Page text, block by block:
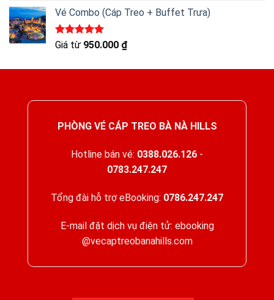
5 sao
Vé Combo (Cáp Treo + Buffet Trưa)
Được xếp
Giá từ 950.000 ₫
PHÒNG VÉ CÁP TREO BÀ NÀ HILLS
Hotline bán vé: 0388.026.126 -
0783.247.247
Tổng đài hỗ trợ eBooking: 0786.247.247
E-mail đặt dịch vụ điện tử: ebooking
@vecaptreobanahills.com